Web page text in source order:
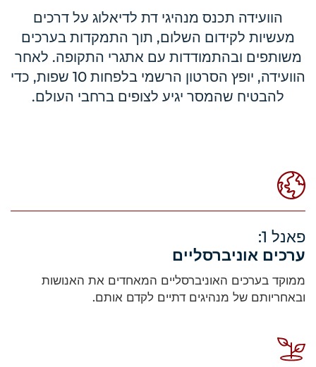
הוועידה תכנס מנהיגי דת לדיאלוג על דרכים
מעשיות לקידום השלום, תוך התמקדות בערכים
משותפים ובהתמודדות עם אתגרי התקופה. לאחר
הוועידה, יופץ הסרטון הרשמי בלפחות 10 שפות, כדי
להבטיח שהמסר יגיע לצופים ברחבי העולם.
פאנל 1:
ערכים אוניברסליים
ממוקד בערכים האוניברסליים המאחדים את האנושות
ובאחריותם של מנהיגים דתיים לקדם אותם.